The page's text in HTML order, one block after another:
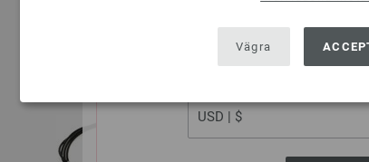
SHIPPING TO
USA - The United
Vägra